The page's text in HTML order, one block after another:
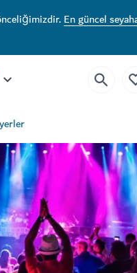
En güncel